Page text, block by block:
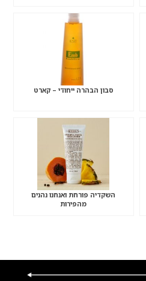
סבון הבהרה ייחודי – קארט
השקדיה פורחת ואנחנו נהנים
מהפירות